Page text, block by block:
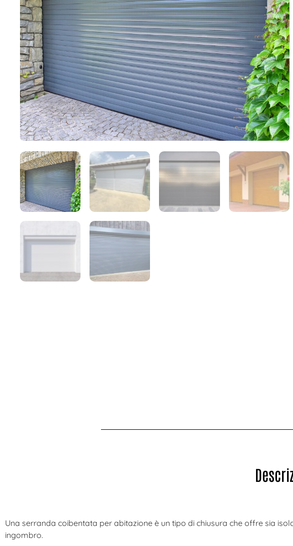
Una serranda coibentata per abitazione è un tipo di chiusura che offre sia
ingombro.